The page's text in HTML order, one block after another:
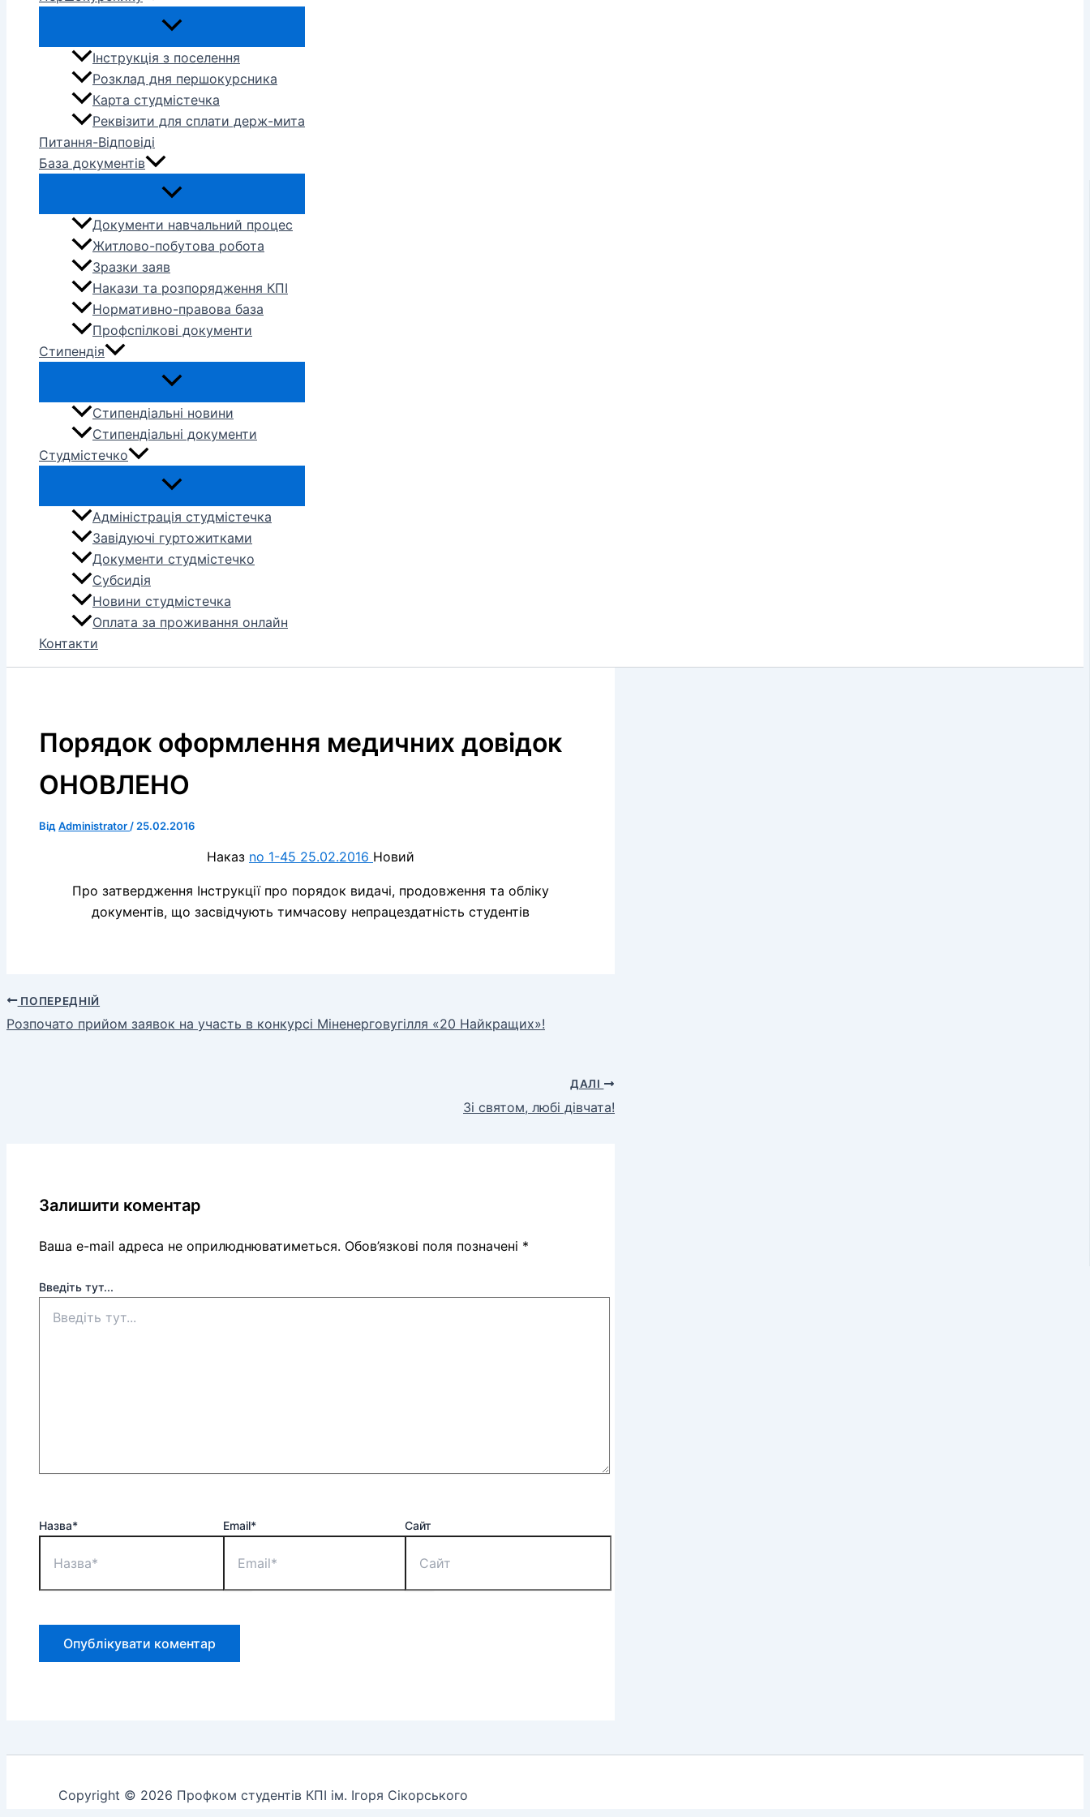
Інструкція з поселення
Розклад дня першокурсника
Карта студмістечка
Реквізити для сплати держ-мита
Питання-Відповіді
База документів
Документи навчальний процес
Житлово-побутова робота
Зразки заяв
Накази та розпорядження КПІ
Нормативно-правова база
Профспілкові документи
Стипендія
Стипендіальні новини
Стипендіальні документи
Студмістечко
Адміністрація студмістечка
Завідуючі гуртожитками
Документи студмістечко
Субсидія
Новини студмістечка
Оплата за проживання онлайн
Контакти
Порядок оформлення медичних довідок
ОНОВЛЕНО
Від Administrator / 25.02.2016
Наказ no 1-45 25.02.2016 Новий
Про затвердження Інструкції про порядок видачі, продовження та обліку
документів, що засвідчують тимчасову непрацездатність студентів
ПОПЕРЕДНІЙ
Розпочато прийом заявок на участь в конкурсі Міненерговугілля «20 Найкращих»!
ДАЛІ
Зі святом, любі дівчата!
Залишити коментар
Ваша e-mail адреса не оприлюднюватиметься. Обов’язкові поля позначені *
Введіть тут...
Назва* Email* Сайт
Copyright © 2026 Профком студентів КПІ ім. Ігоря Сікорського